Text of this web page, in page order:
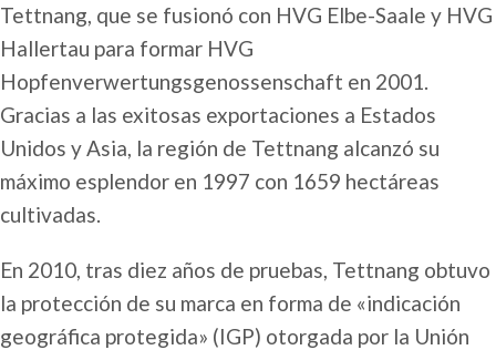
Tettnang, que se fusionó con HVG Elbe-Saale y HVG
Hallertau para formar HVG
Hopfenverwertungsgenossenschaft en 2001.
Gracias a las exitosas exportaciones a Estados
Unidos y Asia, la región de Tettnang alcanzó su
máximo esplendor en 1997 con 1659 hectáreas
cultivadas.
En 2010, tras diez años de pruebas, Tettnang obtuvo
la protección de su marca en forma de «indicación
geográfica protegida» (IGP) otorgada por la Unión